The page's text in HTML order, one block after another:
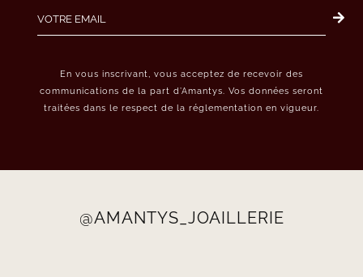
En vous inscrivant, vous acceptez de recevoir des
communications de la part d’Amantys. Vos données seront
traitées dans le respect de la réglementation en vigueur.
@AMANTYS_JOAILLERIE